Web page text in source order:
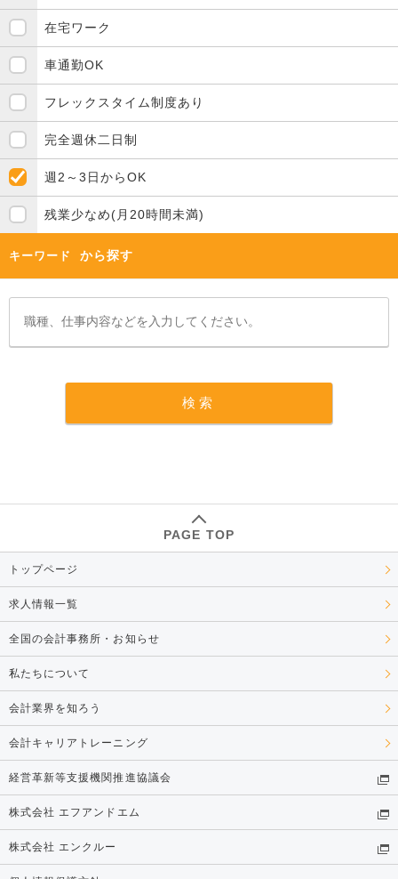
在宅ワーク
車通勤OK
フレックスタイム制度あり
完全週休二日制
週2～3日からOK
残業少なめ(月20時間未満)
キーワード から探す
PAGE TOP
トップページ
求人情報一覧
全国の会計事務所・お知らせ
私たちについて
会計業界を知ろう
会計キャリアトレーニング
経営革新等支援機関推進協議会
株式会社 エフアンドエム
株式会社 エンクルー